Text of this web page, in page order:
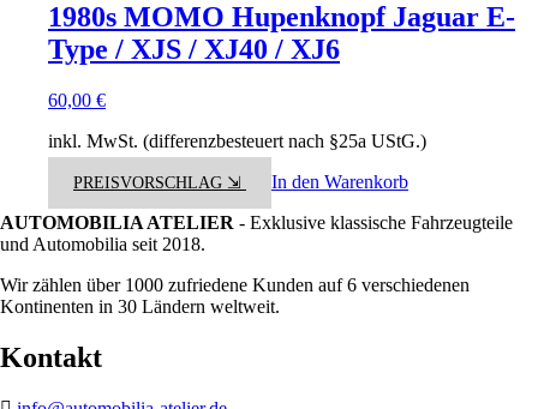
1980s MOMO Hupenknopf Jaguar E-
Type / XJS / XJ40 / XJ6
60,00 €
inkl. MwSt. (differenzbesteuert nach §25a UStG.)
PREISVORSCHLAG ⇲
In den Warenkorb
AUTOMOBILIA ATELIER - Exklusive klassische Fahrzeugteile
und Automobilia seit 2018.
Wir zählen über 1000 zufriedene Kunden auf 6 verschiedenen
Kontinenten in 30 Ländern weltweit.
Kontakt